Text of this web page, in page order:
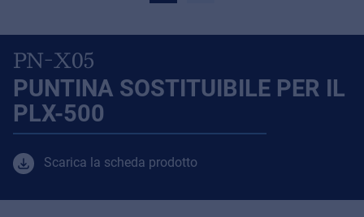
PN-X05
PUNTINA SOSTITUIBILE PER IL
PLX-500
Scarica la scheda prodotto